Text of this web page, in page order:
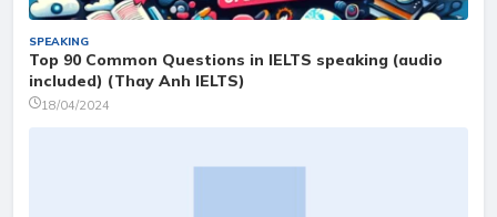
SPEAKING
Top 90 Common Questions in IELTS speaking (audio
included) (Thay Anh IELTS)
18/04/2024